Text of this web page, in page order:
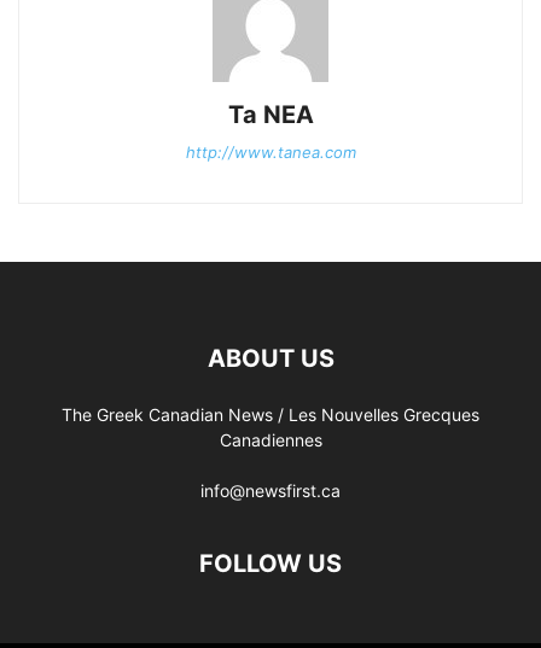
Ta NEA
http://www.tanea.com
ABOUT US
The Greek Canadian News / Les Nouvelles Grecques
Canadiennes
info@newsfirst.ca
FOLLOW US